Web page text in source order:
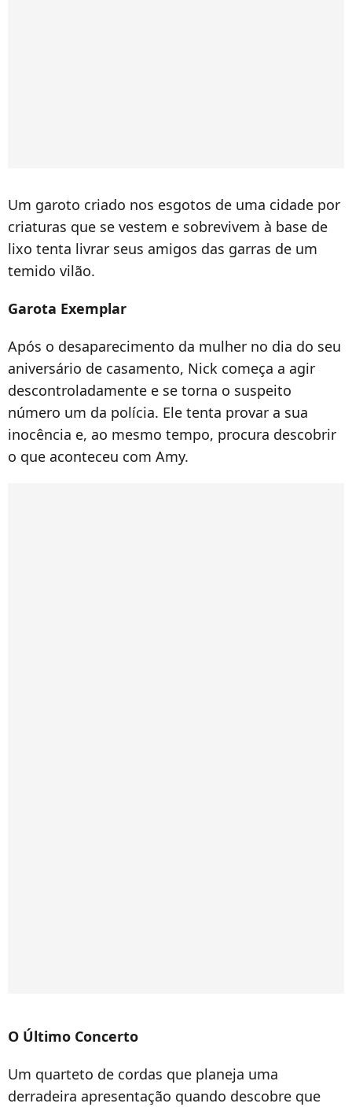
Um garoto criado nos esgotos de uma cidade por
criaturas que se vestem e sobrevivem à base de
lixo tenta livrar seus amigos das garras de um
temido vilão.
Garota Exemplar
Após o desaparecimento da mulher no dia do seu
aniversário de casamento, Nick começa a agir
descontroladamente e se torna o suspeito
número um da polícia. Ele tenta provar a sua
inocência e, ao mesmo tempo, procura descobrir
o que aconteceu com Amy.
O Último Concerto
Um quarteto de cordas que planeja uma
derradeira apresentação quando descobre que